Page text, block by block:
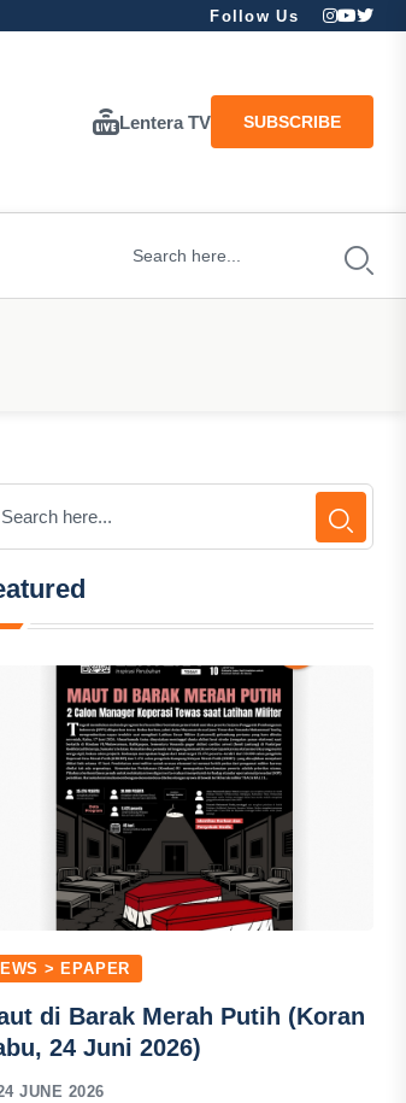
Follow Us
Lentera TV SUBSCRIBE
> EPAPER
di Barak Merah Putih (Koran
24 Juni 2026)
JUNE 2026